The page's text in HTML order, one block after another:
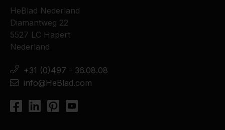
HeBlad Nederland
Diamantweg 22
5527 LC Hapert
Nederland
+31 (0)497 - 36.08.08
info@HeBlad.com